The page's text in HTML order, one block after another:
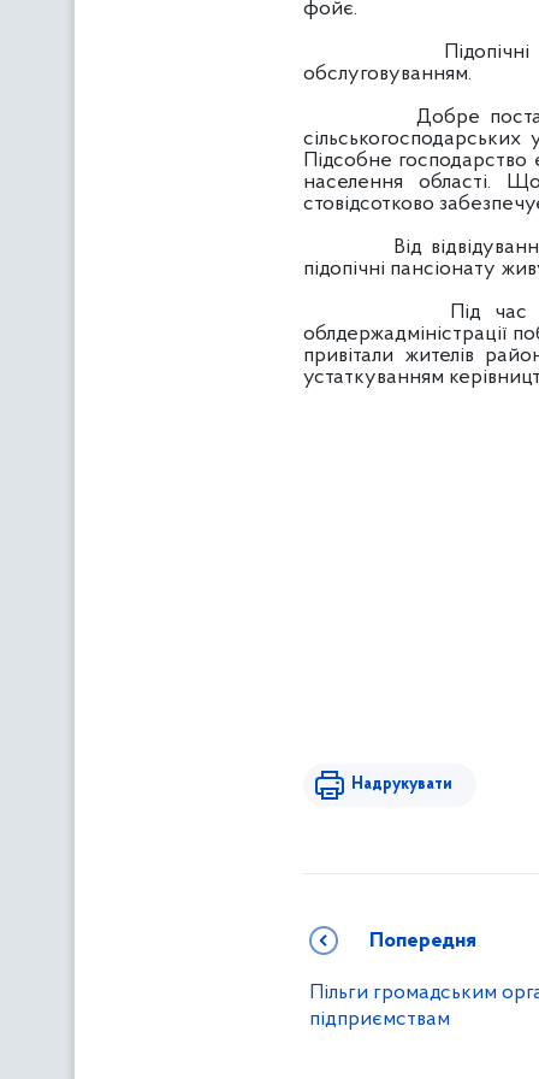
фойє.
Підопічні
обслуговуванням.
Добре поставлена
сільськогосподарських
Підсобне господарство
населення області.
стовідсотково
Від відвідування
підопічні пансіонату
Під час поїздки
облдержадміністрації
привітали жителів
устаткуванням
Надрукувати
Попередня
Пільги громадським
підприємствам